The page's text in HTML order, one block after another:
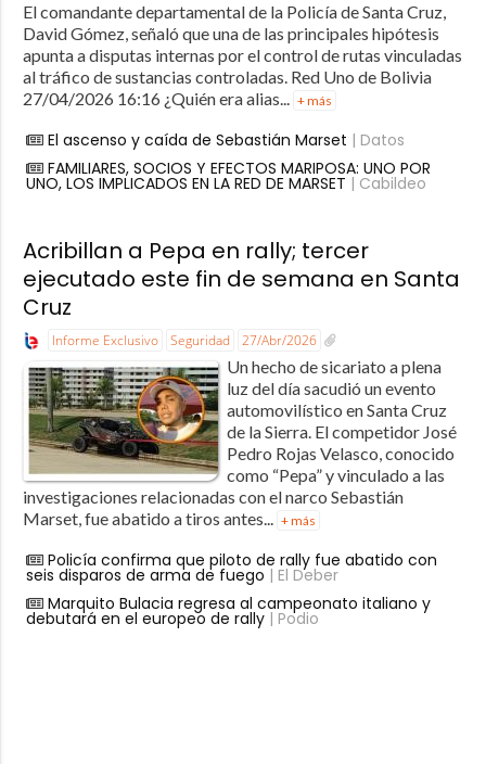
El comandante departamental de la Policía de Santa Cruz,
David Gómez, señaló que una de las principales hipótesis
apunta a disputas internas por el control de rutas vinculadas
al tráfico de sustancias controladas. Red Uno de Bolivia
27/04/2026 16:16 ¿Quién era alias... + más
El ascenso y caída de Sebastián Marset | Datos
FAMILIARES, SOCIOS Y EFECTOS MARIPOSA: UNO POR
UNO, LOS IMPLICADOS EN LA RED DE MARSET | Cabildeo
Acribillan a Pepa en rally; tercer
ejecutado este fin de semana en Santa
Cruz
Informe Exclusivo Seguridad 27/Abr/2026
Un hecho de sicariato a plena
luz del día sacudió un evento
automovilístico en Santa Cruz
de la Sierra. El competidor José
Pedro Rojas Velasco, conocido
como “Pepa” y vinculado a las
investigaciones relacionadas con el narco Sebastián
Marset, fue abatido a tiros antes... + más
Policía confirma que piloto de rally fue abatido con
seis disparos de arma de fuego | El Deber
Marquito Bulacia regresa al campeonato italiano y
debutará en el europeo de rally| Podio